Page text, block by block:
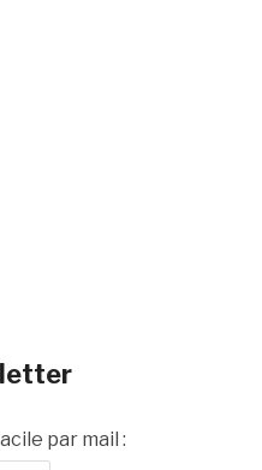
par mail :